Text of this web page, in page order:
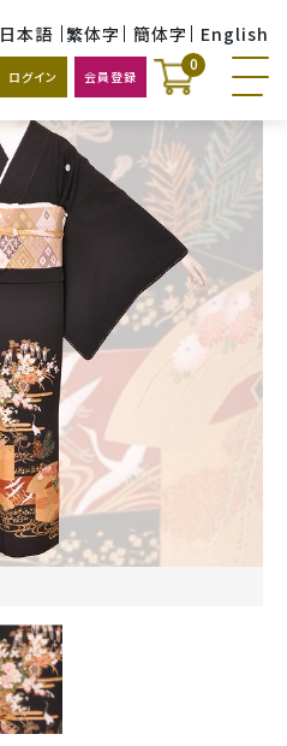
日本語 繁体字 簡体字 English
ログイン 会員登録
0